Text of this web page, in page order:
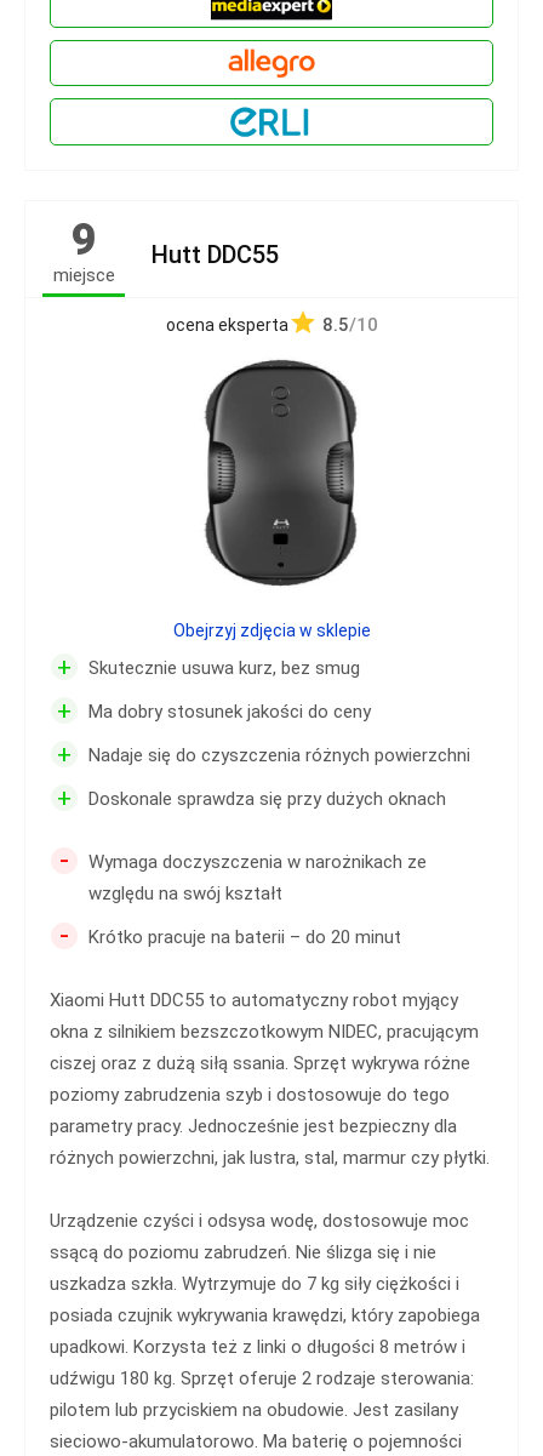
9
miejsce
Hutt DDC55
ocena eksperta 8.5/10
+ Skutecznie usuwa kurz, bez smug
+ Ma dobry stosunek jakości do ceny
+ Nadaje się do czyszczenia różnych powierzchni
+ Doskonale sprawdza się przy dużych oknach
-
Wymaga doczyszczenia w narożnikach ze
względu na swój kształt
- Krótko pracuje na baterii – do 20 minut
Xiaomi Hutt DDC55 to automatyczny robot myjący
okna z silnikiem bezszczotkowym NIDEC, pracującym
ciszej oraz z dużą siłą ssania. Sprzęt wykrywa różne
poziomy zabrudzenia szyb i dostosowuje do tego
parametry pracy. Jednocześnie jest bezpieczny dla
różnych powierzchni, jak lustra, stal, marmur czy płytki.
Urządzenie czyści i odsysa wodę, dostosowuje moc
ssącą do poziomu zabrudzeń. Nie ślizga się i nie
uszkadza szkła. Wytrzymuje do 7 kg siły ciężkości i
posiada czujnik wykrywania krawędzi, który zapobiega
upadkowi. Korzysta też z linki o długości 8 metrów i
udźwigu 180 kg. Sprzęt oferuje 2 rodzaje sterowania:
pilotem lub przyciskiem na obudowie. Jest zasilany
sieciowo-akumulatorowo. Ma baterię o pojemności
Obejrzyj zdjęcia w sklepie